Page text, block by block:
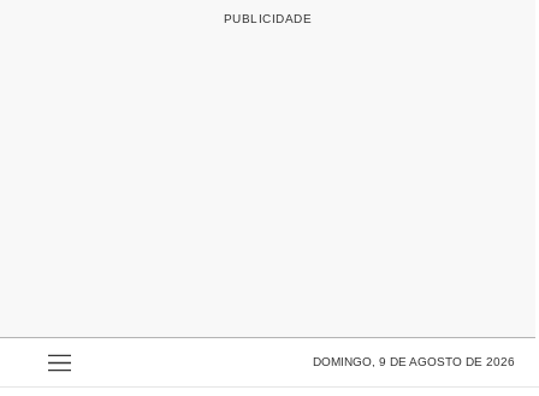
DOMINGO, 9 DE AGOSTO DE 2026